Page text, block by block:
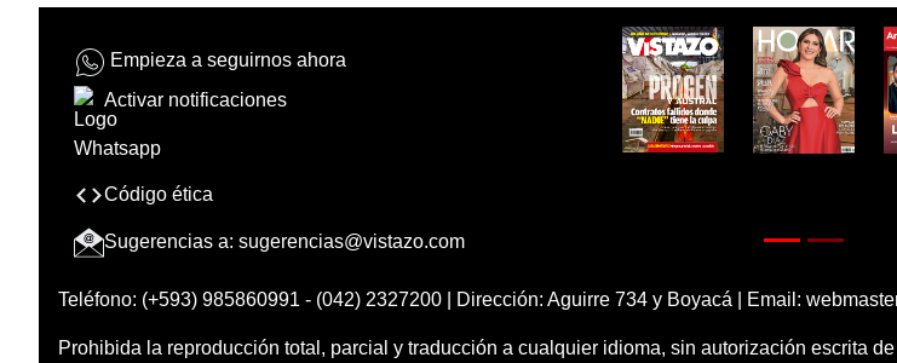
Empieza a seguirnos ahora
Activar notificaciones
Código ética
Sugerencias a: sugerencias@vistazo.com
Teléfono: (+593) 985860991 - (042) 2327200 | Dirección: Aguirre 734 y Boyacá | Email:
Prohibida la reproducción total, parcial y traducción a cualquier idioma, sin autorización escrita